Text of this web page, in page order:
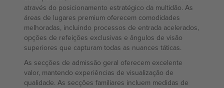
através do posicionamento estratégico da multidão. As
áreas de lugares premium oferecem comodidades
melhoradas, incluindo processos de entrada acelerados,
opções de refeições exclusivas e ângulos de visão
superiores que capturam todas as nuances táticas.
As secções de admissão geral oferecem excelente
valor, mantendo experiências de visualização de
qualidade. As secções familiares incluem medidas de